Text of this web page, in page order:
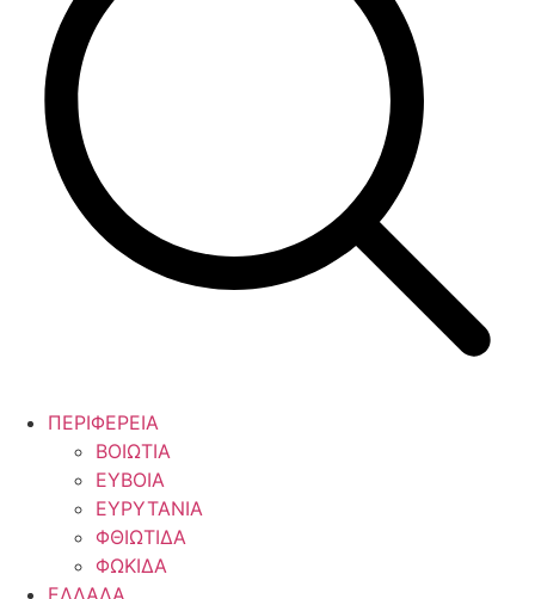
ΠΕΡΙΦΕΡΕΙΑ
ΒΟΙΩΤΙΑ
ΕΥΒΟΙΑ
ΕΥΡΥΤΑΝΙΑ
ΦΘΙΩΤΙΔΑ
ΦΩΚΙΔΑ